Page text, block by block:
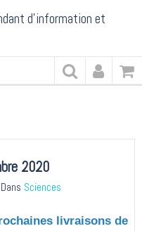
d'information et
2020
Dans Sciences
livraisons de